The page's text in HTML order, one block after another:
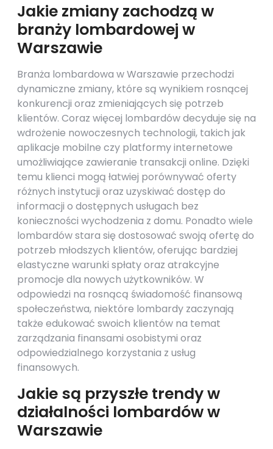
Jakie zmiany zachodzą w
branży lombardowej w
Warszawie
Branża lombardowa w Warszawie przechodzi
dynamiczne zmiany, które są wynikiem rosnącej
konkurencji oraz zmieniających się potrzeb
klientów. Coraz więcej lombardów decyduje się na
wdrożenie nowoczesnych technologii, takich jak
aplikacje mobilne czy platformy internetowe
umożliwiające zawieranie transakcji online. Dzięki
temu klienci mogą łatwiej porównywać oferty
różnych instytucji oraz uzyskiwać dostęp do
informacji o dostępnych usługach bez
konieczności wychodzenia z domu. Ponadto wiele
lombardów stara się dostosować swoją ofertę do
potrzeb młodszych klientów, oferując bardziej
elastyczne warunki spłaty oraz atrakcyjne
promocje dla nowych użytkowników. W
odpowiedzi na rosnącą świadomość finansową
społeczeństwa, niektóre lombardy zaczynają
także edukować swoich klientów na temat
zarządzania finansami osobistymi oraz
odpowiedzialnego korzystania z usług
finansowych.
Jakie są przyszłe trendy w
działalności lombardów w
Warszawie